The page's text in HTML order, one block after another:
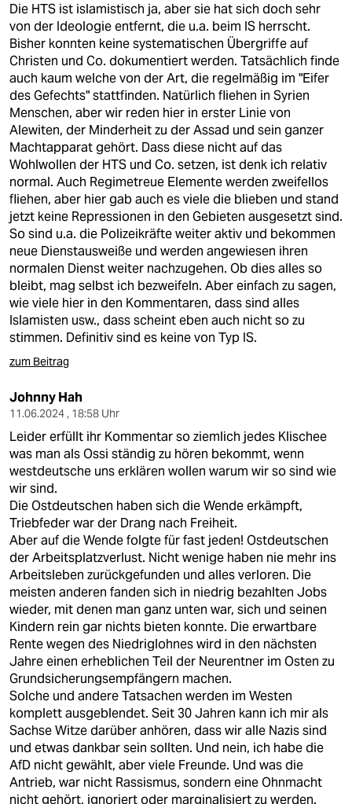
Die HTS ist islamistisch ja, aber sie hat sich doch sehr
von der Ideologie entfernt, die u.a. beim IS herrscht.
Bisher konnten keine systematischen Übergriffe auf
Christen und Co. dokumentiert werden. Tatsächlich finde
auch kaum welche von der Art, die regelmäßig im "Eifer
des Gefechts" stattfinden. Natürlich fliehen in Syrien
Menschen, aber wir reden hier in erster Linie von
Alewiten, der Minderheit zu der Assad und sein ganzer
Machtapparat gehört. Dass diese nicht auf das
Wohlwollen der HTS und Co. setzen, ist denk ich relativ
normal. Auch Regimetreue Elemente werden zweifellos
fliehen, aber hier gab auch es viele die blieben und stand
jetzt keine Repressionen in den Gebieten ausgesetzt sind.
So sind u.a. die Polizeikräfte weiter aktiv und bekommen
neue Dienstausweiße und werden angewiesen ihren
normalen Dienst weiter nachzugehen. Ob dies alles so
bleibt, mag selbst ich bezweifeln. Aber einfach zu sagen,
wie viele hier in den Kommentaren, dass sind alles
Islamisten usw., dass scheint eben auch nicht so zu
stimmen. Definitiv sind es keine von Typ IS.
zum Beitrag
Johnny Hah
11.06.2024 , 18:58 Uhr
Leider erfüllt ihr Kommentar so ziemlich jedes Klischee
was man als Ossi ständig zu hören bekommt, wenn
westdeutsche uns erklären wollen warum wir so sind wie
wir sind.
Die Ostdeutschen haben sich die Wende erkämpft,
Triebfeder war der Drang nach Freiheit.
Aber auf die Wende folgte für fast jeden! Ostdeutschen
der Arbeitsplatzverlust. Nicht wenige haben nie mehr ins
Arbeitsleben zurückgefunden und alles verloren. Die
meisten anderen fanden sich in niedrig bezahlten Jobs
wieder, mit denen man ganz unten war, sich und seinen
Kindern rein gar nichts bieten konnte. Die erwartbare
Rente wegen des Niedriglohnes wird in den nächsten
Jahre einen erheblichen Teil der Neurentner im Osten zu
Grundsicherungsempfängern machen.
Solche und andere Tatsachen werden im Westen
komplett ausgeblendet. Seit 30 Jahren kann ich mir als
Sachse Witze darüber anhören, dass wir alle Nazis sind
und etwas dankbar sein sollten. Und nein, ich habe die
AfD nicht gewählt, aber viele Freunde. Und was die
Antrieb, war nicht Rassismus, sondern eine Ohnmacht
nicht gehört, ignoriert oder marginalisiert zu werden.